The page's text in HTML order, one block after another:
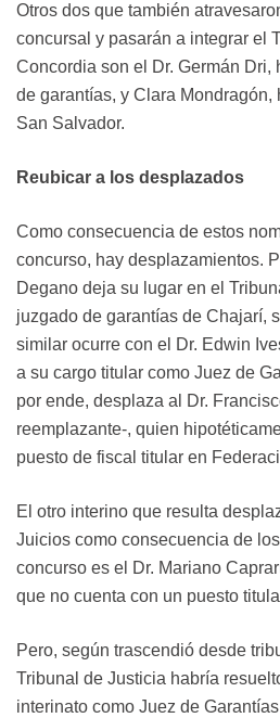
Otros dos que también
concursal y pasarán a integrar el
Concordia son el Dr. Germán Dri,
de garantías, y Clara Mondragón,
San Salvador.
Reubicar a los desplazados
Como consecuencia de estos
concurso, hay desplazamientos.
Degano deja su lugar en el
juzgado de garantías de Chajarí,
similar ocurre con el Dr. Edwin
a su cargo titular como Juez de
por ende, desplaza al Dr.
reemplazante-, quien
puesto de fiscal titular en
El otro interino que resulta
Juicios como consecuencia de
concurso es el Dr. Mariano
que no cuenta con un puesto
Pero, según trascendió desde
Tribunal de Justicia habría
interinato como Juez de